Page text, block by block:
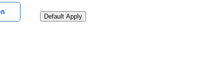
Default Apply
Lebenslauf von LinkedIn hochladen